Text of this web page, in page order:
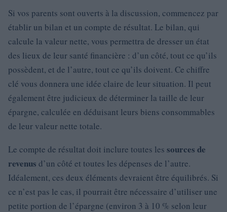
Si vos parents sont ouverts à la discussion, commencez par
établir un bilan et un compte de résultat. Le bilan, qui
calcule la valeur nette, vous permettra de dresser un état
des lieux de leur santé financière : d’un côté, tout ce qu’ils
possèdent, et de l’autre, tout ce qu’ils doivent. Ce chiffre
clé vous donnera une idée claire de leur situation. Il peut
également être judicieux de déterminer la taille de leur
épargne, calculée en déduisant leurs biens consommables
de leur valeur nette totale.
Le compte de résultat doit inclure toutes les sources de
revenus d’un côté et toutes les dépenses de l’autre.
Idéalement, ces deux éléments devraient être équilibrés. Si
ce n’est pas le cas, il pourrait être nécessaire d’utiliser une
petite portion de l’épargne (environ 3 à 10 % selon leur